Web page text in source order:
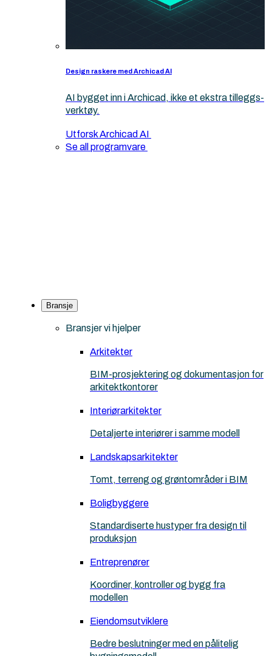
Design raskere med Archicad AI
AI bygget inn i Archicad, ikke et ekstra tilleggs-
verktøy.
Utforsk Archicad AI
Se all programvare
Bransje
Bransjer vi hjelper
Arkitekter
BIM-prosjektering og dokumentasjon for
arkitektkontorer
Interiørarkitekter
Detaljerte interiører i samme modell
Landskapsarkitekter
Tomt, terreng og grøntområder i BIM
Boligbyggere
Standardiserte hustyper fra design til
produksjon
Entreprenører
Koordiner, kontroller og bygg fra
modellen
Eiendomsutviklere
Bedre beslutninger med en pålitelig